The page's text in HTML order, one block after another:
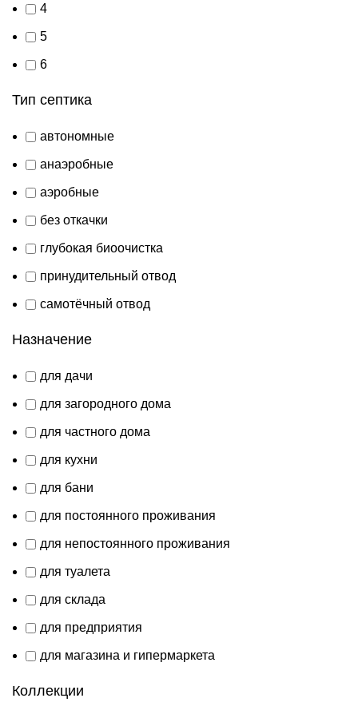
4
5
6
Тип септика
автономные
анаэробные
аэробные
без откачки
глубокая биоочистка
принудительный отвод
самотёчный отвод
Назначение
для дачи
для загородного дома
для частного дома
для кухни
для бани
для постоянного проживания
для непостоянного проживания
для туалета
для склада
для предприятия
для магазина и гипермаркета
Коллекции